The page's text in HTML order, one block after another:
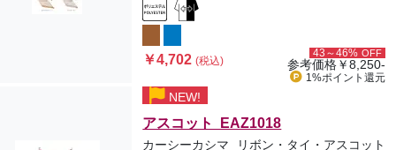
￥4,702(税込)
43～46% OFF
参考価格￥8,250-
1%ポイント 還元
NEW!
アスコット EAZ1018
カーシーカシマ リボン・タイ・アスコット